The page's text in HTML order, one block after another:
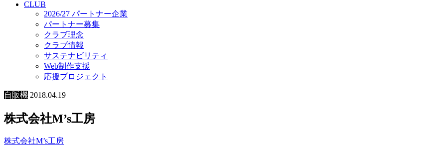
CLUB
2026/27 パートナー企業
パートナー募集
クラブ理念
クラブ情報
サステナビリティ
Web制作支援
応援プロジェクト
自販機 2018.04.19
株式会社M’s工房
株式会社M’s工房